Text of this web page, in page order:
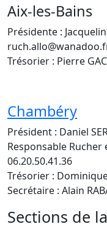
Aix-les-Bains
Présidente :
Trésorier : Pierre
Chambéry
Président : Daniel
Responsable Rucher
06.20.50.41.36
Trésorier :
Secrétaire : Alain
Sections de